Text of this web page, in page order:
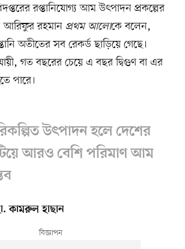
রপ্তানিযোগ্য আম উৎপাদন প্রকল্পের
আরিফুর রহমান প্রথম আলোকে বলেন,
অতীতের সব রেকর্ড ছাড়িয়ে গেছে।
গত বছরের চেয়ে এ বছর দ্বিগুণ বা এর
পারে।
উৎপাদন হলে দেশের
আরও বেশি পরিমাণ আম
কামরুল হাছান